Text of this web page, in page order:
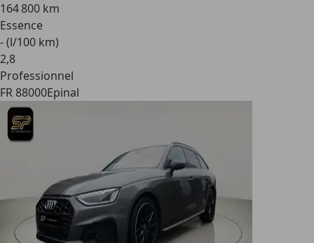
164 800 km
Essence
- (l/100 km)
2,8
Professionnel
FR 88000Epinal